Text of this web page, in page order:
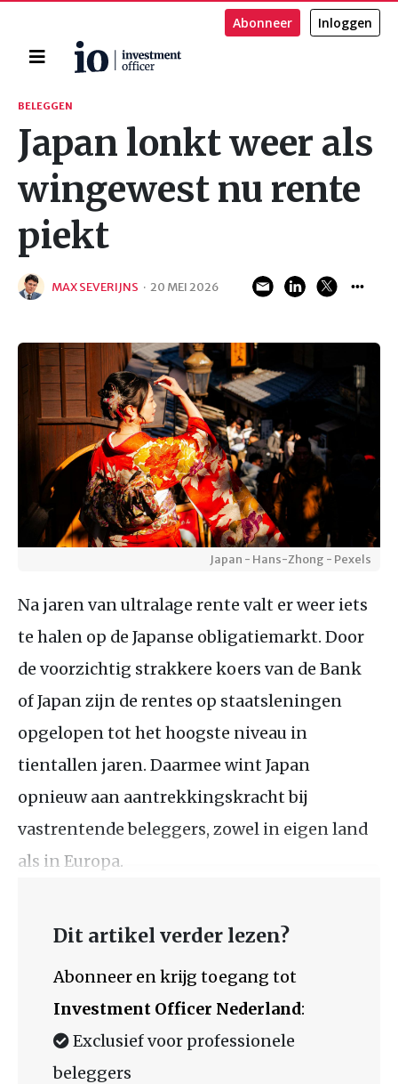
Home
Abonneer Inloggen
Zoeken
BELEGGEN
Japan lonkt weer als
wingewest nu rente
piekt
MAX SEVERIJNS · 20 MEI 2026
Japan - Hans-Zhong - Pexels
Na jaren van ultralage rente valt er weer iets
te halen op de Japanse obligatiemarkt. Door
de voorzichtig strakkere koers van de Bank
of Japan zijn de rentes op staatsleningen
opgelopen tot het hoogste niveau in
tientallen jaren. Daarmee wint Japan
opnieuw aan aantrekkingskracht bij
vastrentende beleggers, zowel in eigen land
als in Europa.
Dit artikel verder lezen?
Abonneer en krijg toegang tot
Investment Officer Nederland:
Exclusief voor professionele
beleggers